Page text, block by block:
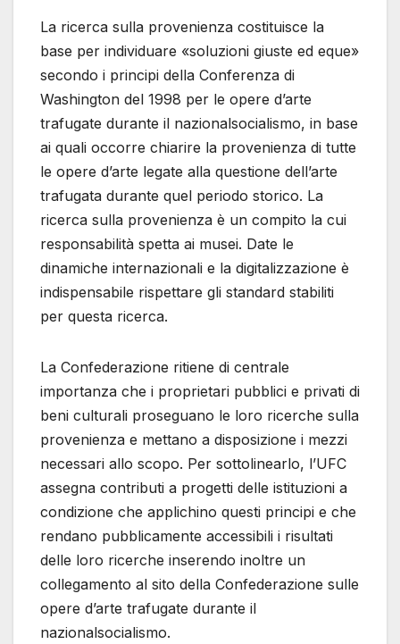
La ricerca sulla provenienza costituisce la
base per individuare «soluzioni giuste ed eque»
secondo i principi della Conferenza di
Washington del 1998 per le opere d’arte
trafugate durante il nazionalsocialismo, in base
ai quali occorre chiarire la provenienza di tutte
le opere d’arte legate alla questione dell’arte
trafugata durante quel periodo storico. La
ricerca sulla provenienza è un compito la cui
responsabilità spetta ai musei. Date le
dinamiche internazionali e la digitalizzazione è
indispensabile rispettare gli standard stabiliti
per questa ricerca.
La Confederazione ritiene di centrale
importanza che i proprietari pubblici e privati di
beni culturali proseguano le loro ricerche sulla
provenienza e mettano a disposizione i mezzi
necessari allo scopo. Per sottolinearlo, l’UFC
assegna contributi a progetti delle istituzioni a
condizione che applichino questi principi e che
rendano pubblicamente accessibili i risultati
delle loro ricerche inserendo inoltre un
collegamento al sito della Confederazione sulle
opere d’arte trafugate durante il
nazionalsocialismo.